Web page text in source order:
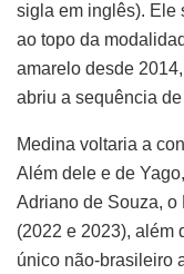
sigla em inglês). Ele
ao topo da
amarelo desde
abriu a sequência
Medina voltaria a
Além dele e de
Adriano de Souza, o
(2022 e 2023), além
único não-brasileiro